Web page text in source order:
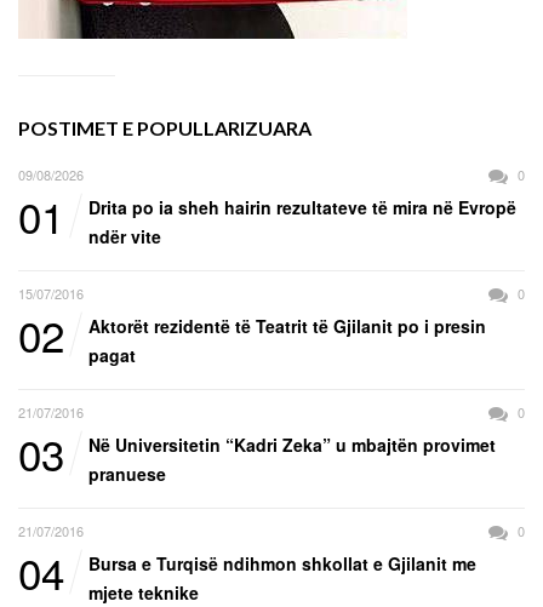
POSTIMET E POPULLARIZUARA
09/08/2026 0
01
Drita po ia sheh hairin rezultateve të mira në Evropë
ndër vite
15/07/2016 0
02
Aktorët rezidentë të Teatrit të Gjilanit po i presin
pagat
21/07/2016 0
03
Në Universitetin “Kadri Zeka” u mbajtën provimet
pranuese
21/07/2016 0
04
Bursa e Turqisë ndihmon shkollat e Gjilanit me
mjete teknike